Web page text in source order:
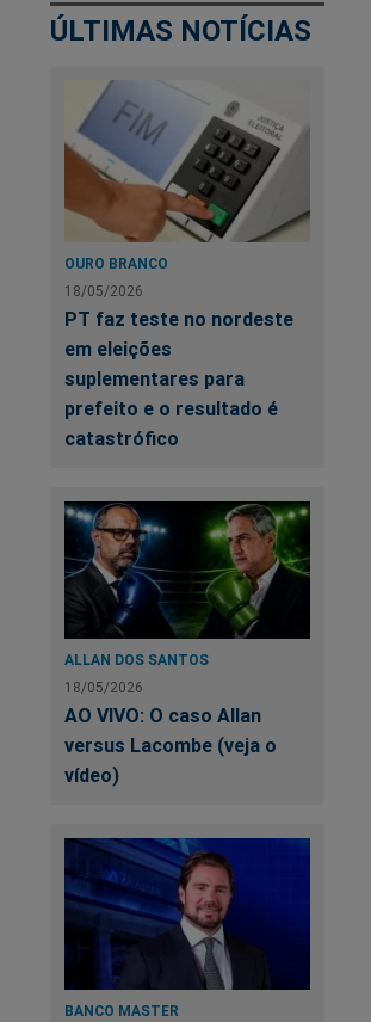
ÚLTIMAS NOTÍCIAS
OURO BRANCO
18/05/2026
PT faz teste no nordeste
em eleições
suplementares para
prefeito e o resultado é
catastrófico
ALLAN DOS SANTOS
18/05/2026
AO VIVO: O caso Allan
versus Lacombe (veja o
vídeo)
BANCO MASTER